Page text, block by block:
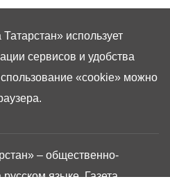
– общественно-
языке. Газета
Татарстан» использует
сервисов и удобства
«cookie» можно